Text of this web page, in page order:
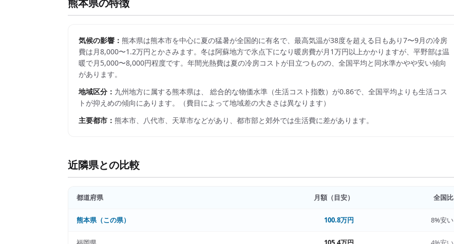
熊本県の特徴
気候の影響： 熊本県は熊本市を中心に夏の猛暑が全国的に有名で、最高気温が38度を超える日もあり7〜9月の冷房
費は月8,000〜1.2万円とかさみます。冬は阿蘇地方で氷点下になり暖房費が月1万円以上かかりますが、平野部は温
暖で月5,000〜8,000円程度です。年間光熱費は夏の冷房コストが目立つものの、全国平均と同水準かやや安い傾向
があります。
地域区分： 九州地方に属する熊本県は、 総合的な物価水準（生活コスト指数）が0.86で、 全国平均よりも生活コス
トが抑えめの傾向にあります。
（費目によって地域差の大きさは異なります）
主要都市： 熊本市、八代市、天草市などがあり、都市部と郊外では生活費に差があります。
近隣県との比較
都道府県 月額（目安） 全国比
熊本県（この県） 100.8万円 8%安い